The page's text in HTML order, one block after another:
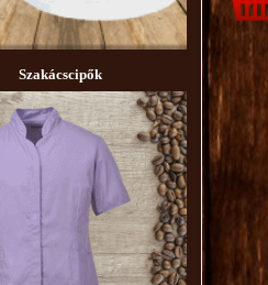
Szakácscipők